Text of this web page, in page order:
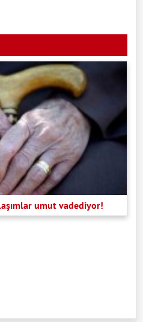
umut vadediyor!